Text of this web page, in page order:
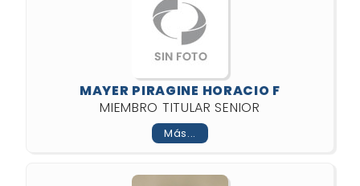
MAYER PIRAGINE HORACIO F
MIEMBRO TITULAR SENIOR
Más...